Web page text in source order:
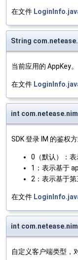
在文件
String
当前应用的 AppKey。
在文件
int
SDK 登录 IM 的鉴权方
0（默认）：
1：表示基于
2：表示基于
在文件
int
自定义客户端类型，